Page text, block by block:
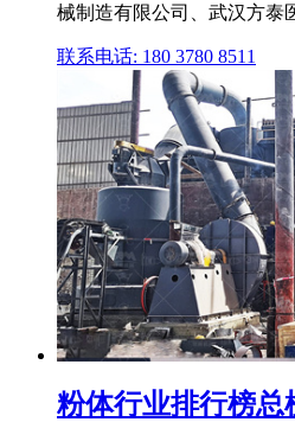
械制造有限公司、武汉方泰
联系电话: 180 3780 8511
粉体行业排行榜总